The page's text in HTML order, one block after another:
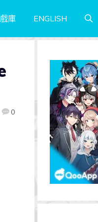
庫 ENGLISH
0